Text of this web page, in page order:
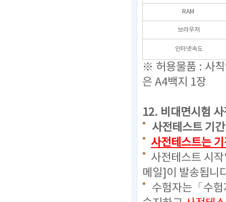
RAM
브라우저
인터넷속도
※ 허용물품 : 사칙
은 A4백지 1장
12. 비대면시험
사전테스트 기
사전테스트는
사전테스트 시
메일]이 발송됩니
수험자는「수